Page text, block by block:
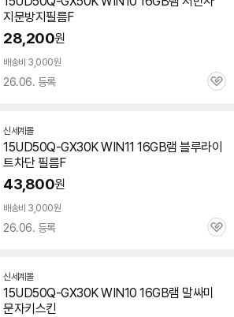
지문방지필름F
28,200원
배송비 3,000원
26.06. 등록
관
신세계몰
15UD50Q-GX30K WIN11 16GB램 블루라이
트차단 필름F
43,800원
배송비 3,000원
26.06. 등록
관
신세계몰
15UD50Q-GX30K WIN10 16GB램 말싸미
문자키스킨